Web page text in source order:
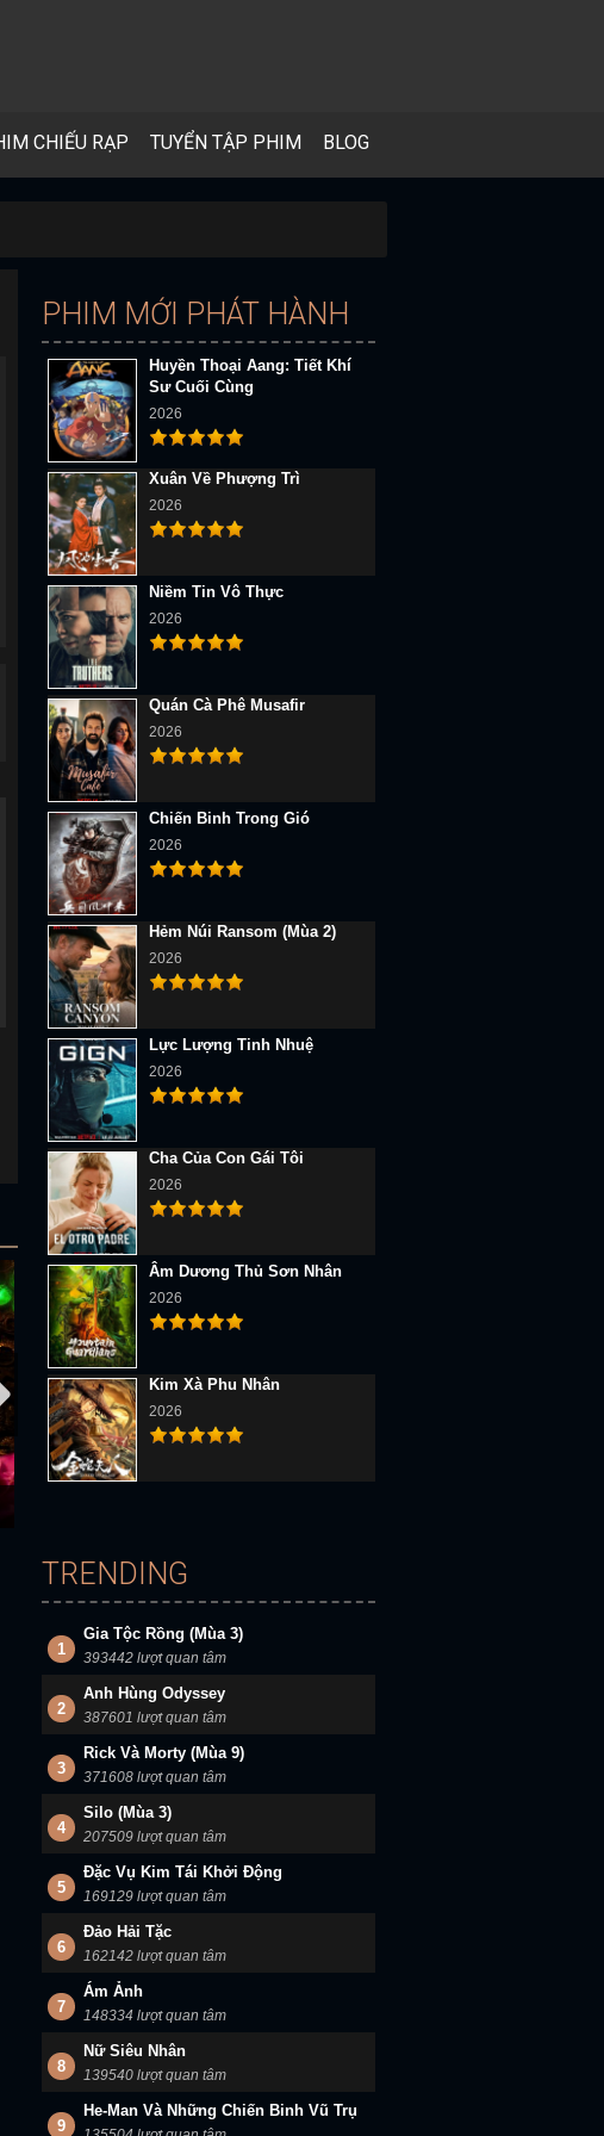
CHIẾU RẠP TUYỂN TẬP PHIM BLOG
Full HD Vietsub Full HD Vietsub
PHIM MỚI PHÁT HÀNH
Huyền Thoại Aang: Tiết Khí
Sư Cuối Cùng
2026
Xuân Về Phượng Trì
2026
Niềm Tin Vô Thực
2026
Quán Cà Phê Musafir
2026
Chiến Binh Trong Gió
2026
Hẻm Núi Ransom (Mùa 2)
2026
Lực Lượng Tinh Nhuệ
2026
Cha Của Con Gái Tôi
2026
Âm Dương Thủ Sơn Nhân
2026
Kim Xà Phu Nhân
2026
TRENDING
1
Gia Tộc Rồng (Mùa 3)
393442 lượt quan tâm
2
Anh Hùng Odyssey
387601 lượt quan tâm
3
Rick Và Morty (Mùa 9)
371608 lượt quan tâm
4
Silo (Mùa 3)
207509 lượt quan tâm
5
Đặc Vụ Kim Tái Khởi Động
169129 lượt quan tâm
6
Đảo Hải Tặc
162142 lượt quan tâm
7
Ám Ảnh
148334 lượt quan tâm
8
Nữ Siêu Nhân
139540 lượt quan tâm
9
He-Man Và Những Chiến Binh Vũ Trụ